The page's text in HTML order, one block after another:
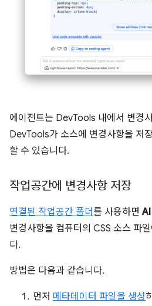
에이전트는 DevTools 내에서 변경
DevTools가 소스에 변경사항을 저
할 수 있습니다.
작업공간에 변경사항 저장
연결된 작업공간 폴더를 사용하면
변경사항을 컴퓨터의 CSS 소스 파
다.
방법은 다음과 같습니다.
먼저 메타데이터 파일을 생성